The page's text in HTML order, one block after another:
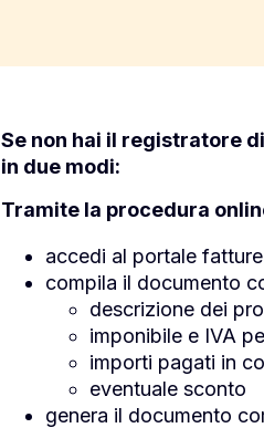
Se non hai il registratore
in due modi:
Tramite la procedura
accedi al portale
compila il documento
descrizione dei
imponibile e IVA
importi pagati in
eventuale sconto
genera il documento